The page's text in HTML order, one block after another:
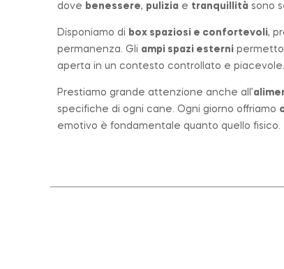
dove benessere, pulizia e tranquillità sono
Disponiamo di box spaziosi e confortevoli,
permanenza. Gli ampi spazi esterni
aperta in un contesto controllato e piacevole.
Prestiamo grande attenzione anche all’
specifiche di ogni cane. Ogni giorno offriamo
emotivo è fondamentale quanto quello fisico.